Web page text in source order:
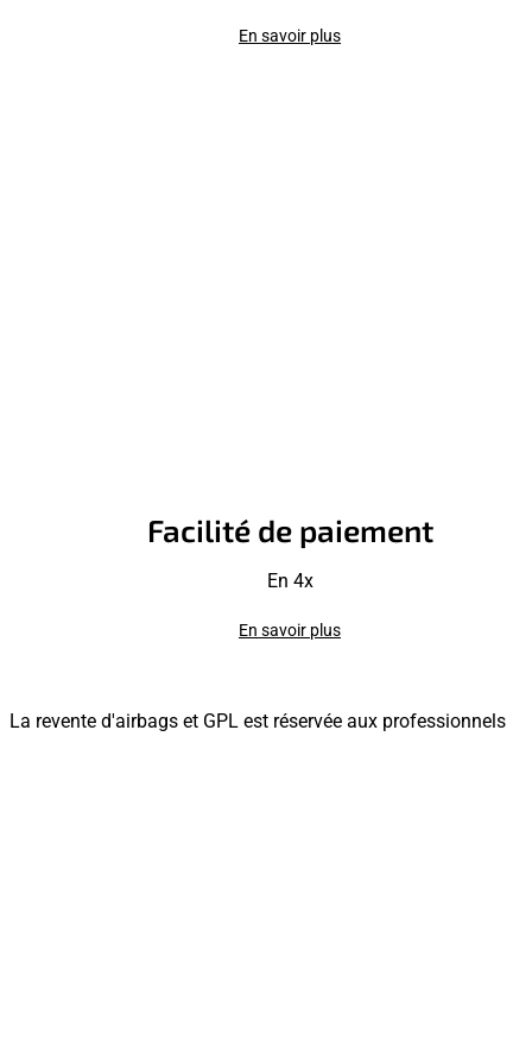
En savoir plus
Facilité de paiement
En 4x
En savoir plus
La revente d'airbags et GPL est réservée aux professionnels